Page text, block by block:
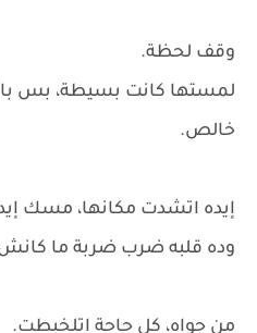
وقف لحظة.
لمستها كانت بسيطة، بس
خالص.
إيده اتشدت مكانها، مسك
وده قلبه ضرب ضربة ما
من جواه، كل حاجة اتلخبطت.